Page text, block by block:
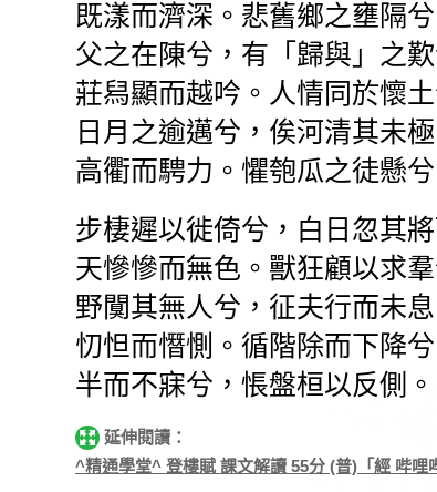
既漾而濟深。悲舊鄉之壅隔
父之在陳兮，有「歸與」之
莊舄顯而越吟。人情同於懷
日月之逾邁兮，俟河清其未
高衢而騁力。懼匏瓜之徒懸
步棲遲以徙倚兮，白日忽其
天慘慘而無色。獸狂顧以求
野闃其無人兮，征夫行而未
忉怛而憯惻。 循階除而下降
半而不寐兮，悵盤桓以反側。
延伸閱讀：
^精通學堂^ 登樓賦 課文解讀 55分 (普)「經 哔哩